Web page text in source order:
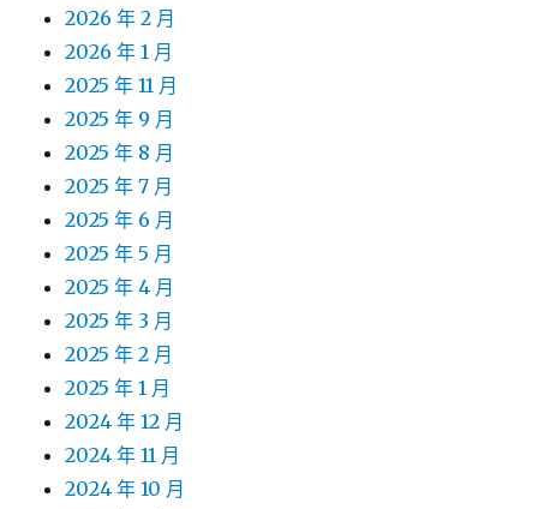
2026 年 2 月
2026 年 1 月
2025 年 11 月
2025 年 9 月
2025 年 8 月
2025 年 7 月
2025 年 6 月
2025 年 5 月
2025 年 4 月
2025 年 3 月
2025 年 2 月
2025 年 1 月
2024 年 12 月
2024 年 11 月
2024 年 10 月